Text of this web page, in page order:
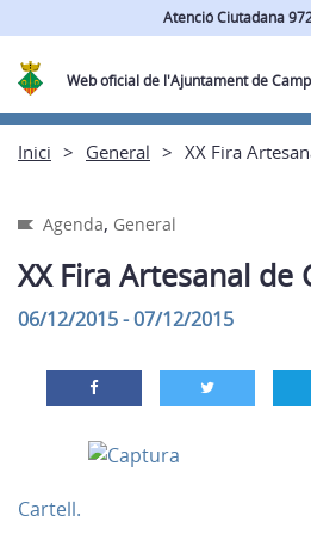
Atenció Ciutadana
Web oficial de l'Ajuntament de
Inici General XX Fira
Agenda, General
XX Fira Artesanal de
06/12/2015 - 07/12/2015
Cartell.